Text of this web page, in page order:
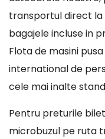
transportul direct la
bagajele incluse in
Flota de masini
international de
cele mai inalte
Pentru preturile
microbuzul pe ruta